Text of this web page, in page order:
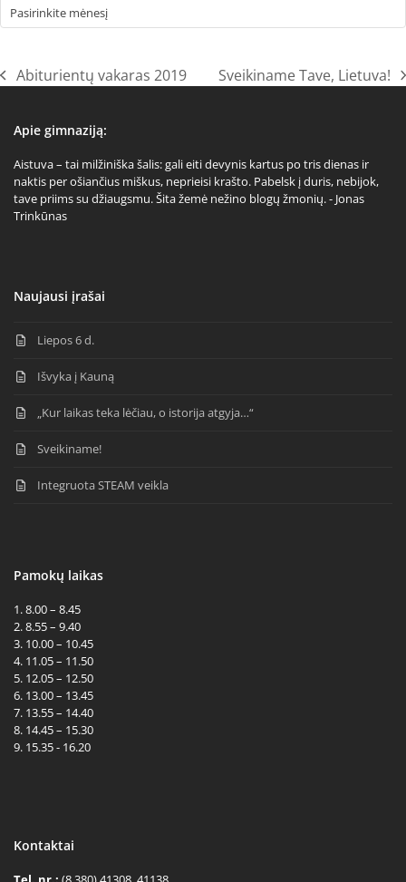
previous
Abiturientų vakaras 2019
next
Sveikiname Tave, Lietuva!
Apie gimnaziją:
Aistuva – tai milžiniška šalis: gali eiti devynis kartus po tris dienas ir
naktis per ošiančius miškus, neprieisi krašto. Pabelsk į duris, nebijok,
tave priims su džiaugsmu. Šita žemė nežino blogų žmonių. - Jonas
Trinkūnas
Naujausi įrašai
Liepos 6 d.
Išvyka į Kauną
„Kur laikas teka lėčiau, o istorija atgyja…“
Sveikiname!
Integruota STEAM veikla
Pamokų laikas
1. 8.00 – 8.45
2. 8.55 – 9.40
3. 10.00 – 10.45
4. 11.05 – 11.50
5. 12.05 – 12.50
6. 13.00 – 13.45
7. 13.55 – 14.40
8. 14.45 – 15.30
9. 15.35 - 16.20
Kontaktai